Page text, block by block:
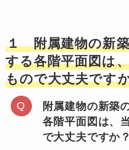
１ 附属建物の新
する各階平面図は
もので大丈夫です
附属建物の新築
各階平面図は、
で大丈夫ですか？